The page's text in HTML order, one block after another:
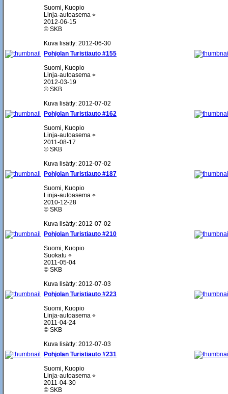
Suomi, Kuopio
Linja-autoasema ⌖
2012-06-15
© SKB
Kuva lisätty: 2012-06-30
Pohjolan Turistiauto #155
Suomi, Kuopio
Linja-autoasema ⌖
2012-03-19
© SKB
Kuva lisätty: 2012-07-02
Pohjolan Turistiauto #162
Suomi, Kuopio
Linja-autoasema ⌖
2011-08-17
© SKB
Kuva lisätty: 2012-07-02
Pohjolan Turistiauto #187
Suomi, Kuopio
Linja-autoasema ⌖
2010-12-28
© SKB
Kuva lisätty: 2012-07-02
Pohjolan Turistiauto #210
Suomi, Kuopio
Suokatu ⌖
2011-05-04
© SKB
Kuva lisätty: 2012-07-03
Pohjolan Turistiauto #223
Suomi, Kuopio
Linja-autoasema ⌖
2011-04-24
© SKB
Kuva lisätty: 2012-07-03
Pohjolan Turistiauto #231
Suomi, Kuopio
Linja-autoasema ⌖
2011-04-30
© SKB